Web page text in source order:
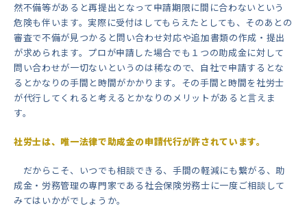
然不備等があると再提出となって申請期限に間に合わないという
危険も伴います。実際に受付はしてもらえたとしても、そのあとの
審査で不備が見つかると問い合わせ対応や追加書類の作成・提出
が求められます。プロが申請した場合でも１つの助成金に対して
問い合わせが一切ないというのは稀なので、自社で申請するとな
るとかなりの手間と時間がかかります。その手間と時間を社労士
が代行してくれると考えるとかなりのメリットがあると言えま
す。
社労士は、唯一法律で助成金の申請代行が許されています。
だからこそ、いつでも相談できる、手間の軽減にも繋がる、助
成金・労務管理の専門家である社会保険労務士に一度ご相談して
みてはいかがでしょうか。